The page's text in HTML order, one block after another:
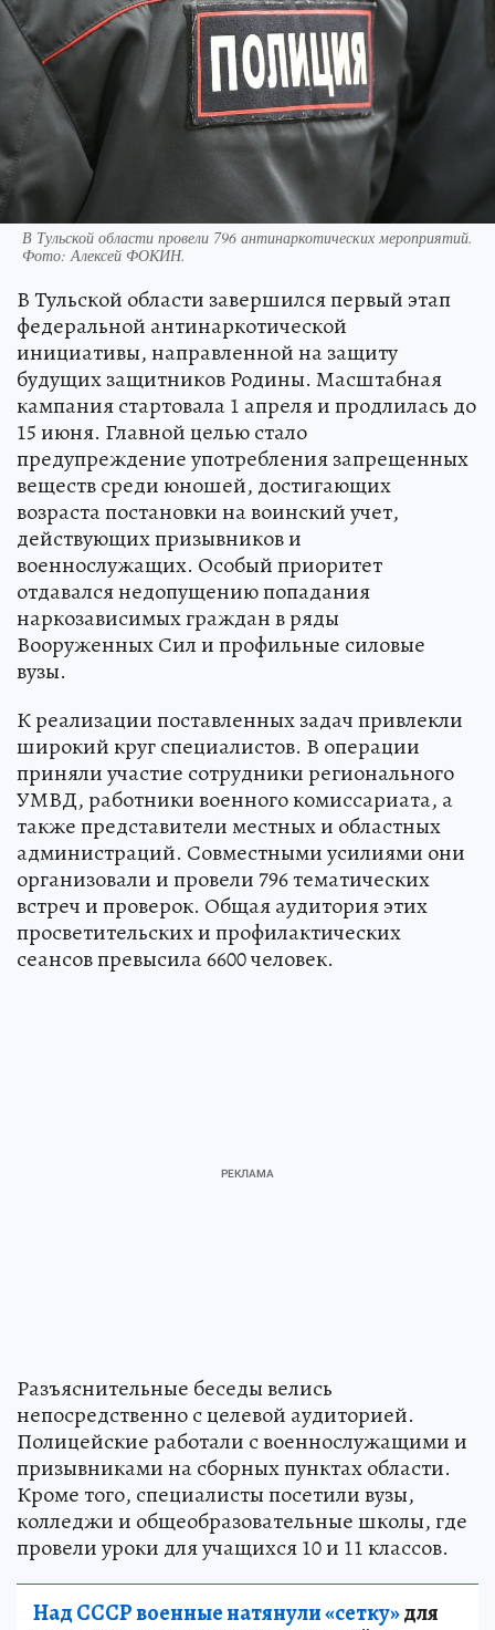
В Тульской области провели 796 антинаркотических мероприятий.
Фото: Алексей ФОКИН.
В Тульской области завершился первый этап
федеральной антинаркотической
инициативы, направленной на защиту
будущих защитников Родины. Масштабная
кампания стартовала 1 апреля и продлилась до
15 июня. Главной целью стало
предупреждение употребления запрещенных
веществ среди юношей, достигающих
возраста постановки на воинский учет,
действующих призывников и
военнослужащих. Особый приоритет
отдавался недопущению попадания
наркозависимых граждан в ряды
Вооруженных Сил и профильные силовые
вузы.
К реализации поставленных задач привлекли
широкий круг специалистов. В операции
приняли участие сотрудники регионального
УМВД, работники военного комиссариата, а
также представители местных и областных
администраций. Совместными усилиями они
организовали и провели 796 тематических
встреч и проверок. Общая аудитория этих
просветительских и профилактических
сеансов превысила 6600 человек.
Разъяснительные беседы велись
непосредственно с целевой аудиторией.
Полицейские работали с военнослужащими и
призывниками на сборных пунктах области.
Кроме того, специалисты посетили вузы,
колледжи и общеобразовательные школы, где
провели уроки для учащихся 10 и 11 классов.
Над СССР военные натянули «сетку»для